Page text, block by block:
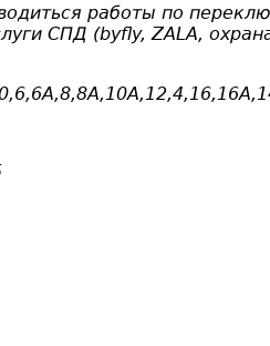
работы по
СПД (byfly, ZALA,